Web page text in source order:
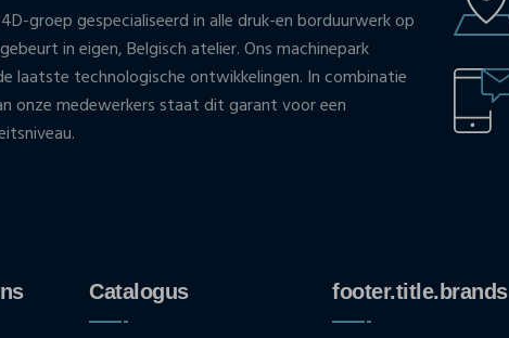
groep gespecialiseerd in alle druk-en borduurwerk op
in eigen, Belgisch atelier. Ons machinepark
laatste technologische ontwikkelingen. In combinatie
onze medewerkers staat dit garant voor een
Catalogus footer.title.brands